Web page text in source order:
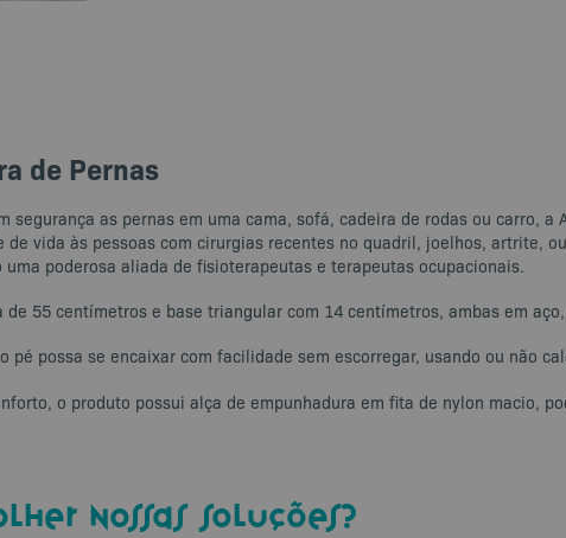
de Pernas
segurança as pernas em uma cama, sofá, cadeira de rodas ou carro,
de vida às pessoas com cirurgias recentes no quadril, joelhos, artrite,
poderosa aliada de fisioterapeutas e terapeutas ocupacionais.
de 55 centímetros e base triangular com 14 centímetros, ambas em
pé possa se encaixar com facilidade sem escorregar, usando ou não
o produto possui alça de empunhadura em fita de nylon macio,
nossas soluções?